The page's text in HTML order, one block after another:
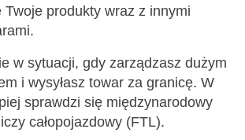
Twoje produkty wraz z innymi
w sytuacji, gdy zarządzasz dużym
i wysyłasz towar za granicę. W
sprawdzi się międzynarodowy
całopojazdowy (FTL).